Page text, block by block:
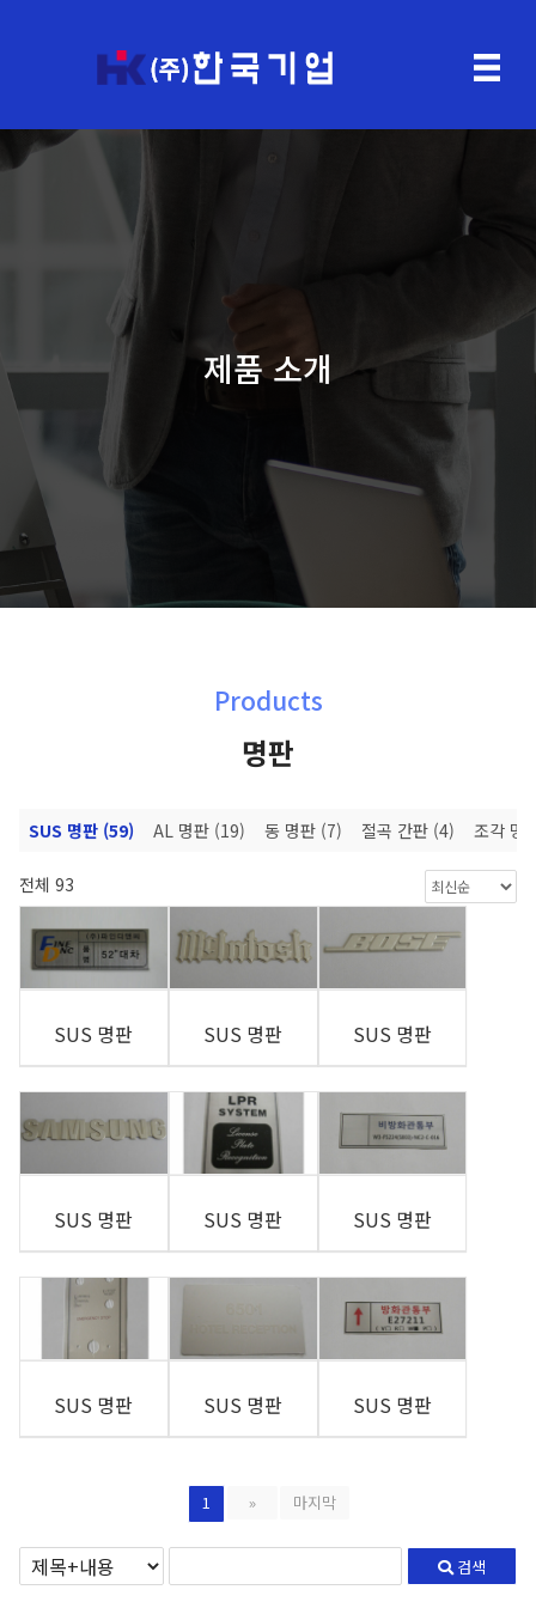
제품 소개
Products
명판
SUS 명판 (59) AL 명판 (19) 동 명판 (7) 절곡 간판 (4) 조각 명
전체 93
SUS 명판 SUS 명판 SUS 명판
SUS 명판 SUS 명판 SUS 명판
SUS 명판 SUS 명판 SUS 명판
1 » 마지막
검색